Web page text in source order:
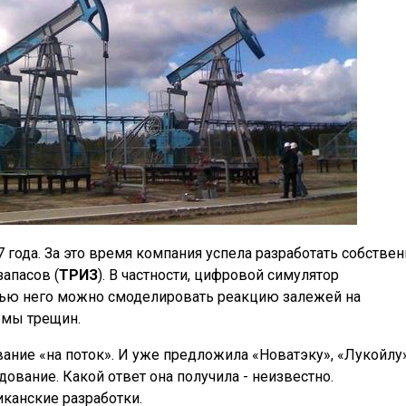
За это время компания успела разработать
(ТРИЗ). В частности, цифровой симулятор
него можно смоделировать реакцию залежей на
трещин.
«на поток». И уже предложила «Новатэку»,
Какой ответ она получила - неизвестно.
разработки.